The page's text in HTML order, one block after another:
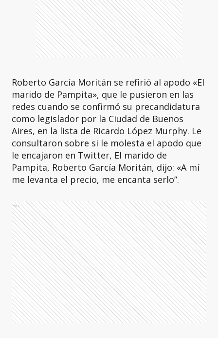
Roberto García Moritán se refirió al apodo «El
marido de Pampita», que le pusieron en las
redes cuando se confirmó su precandidatura
como legislador por la Ciudad de Buenos
Aires, en la lista de Ricardo López Murphy. Le
consultaron sobre si le molesta el apodo que
le encajaron en Twitter, El marido de
Pampita, Roberto García Moritán, dijo: «A mí
me levanta el precio, me encanta serlo”.
Ads